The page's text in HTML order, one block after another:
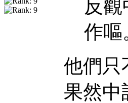
反
作嘔
他們只
果然中